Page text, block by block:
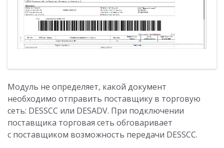
Модуль не определяет, какой документ
необходимо отправить поставщику в торговую
сеть: DESSCC или DESADV. При подключении
поставщика торговая сеть обговаривает
с поставщиком возможность передачи DESSCC.